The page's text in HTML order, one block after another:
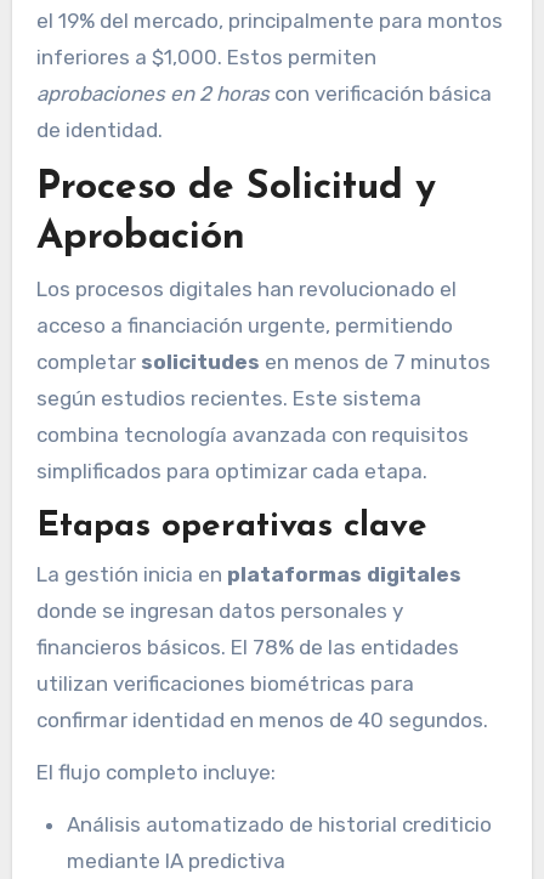
el 19% del mercado, principalmente para montos
inferiores a $1,000. Estos permiten
aprobaciones en 2 horascon verificación básica
de identidad.
Proceso de Solicitud y
Aprobación
Los procesos digitales han revolucionado el
acceso a financiación urgente, permitiendo
completar solicitudes en menos de 7 minutos
según estudios recientes. Este sistema
combina tecnología avanzada con requisitos
simplificados para optimizar cada etapa.
Etapas operativas clave
La gestión inicia en plataformas digitales
donde se ingresan datos personales y
financieros básicos. El 78% de las entidades
utilizan verificaciones biométricas para
confirmar identidad en menos de 40 segundos.
El flujo completo incluye:
Análisis automatizado de historial crediticio
mediante IA predictiva